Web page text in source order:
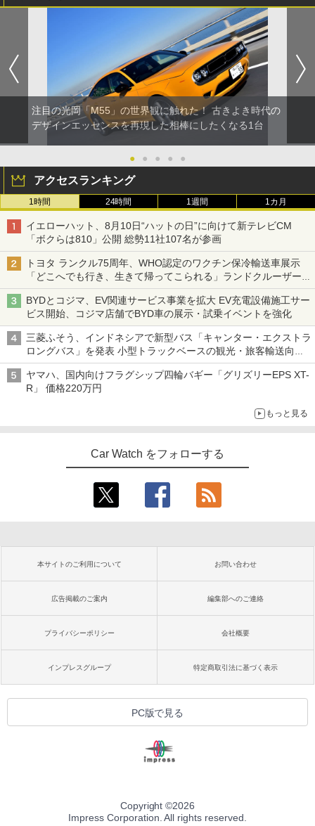
注目の光岡「M55」の世界観に触れた！ 古きよき時代の
デザインエッセンスを再現した相棒にしたくなる1台
● ● ● ● ●
アクセスランキング
1時間 24時間 1週間 1カ月
イエローハット、8月10日“ハットの日”に向けて新テレビCM
「ボクらは810」公開 総勢11社107名が参画
トヨタ ランクル75周年、WHO認定のワクチン保冷輸送車展示
「どこへでも行き、生きて帰ってこられる」ランドクルーザーで
命をつなぐ
BYDとコジマ、EV関連サービス事業を拡大 EV充電設備施工サー
ビス開始、コジマ店舗でBYD車の展示・試乗イベントを強化
三菱ふそう、インドネシアで新型バス「キャンター・エクストラ
ロングバス」を発表 小型トラックベースの観光・旅客輸送向け
バス
ヤマハ、国内向けフラグシップ四輪バギー「グリズリーEPS XT-
R」 価格220万円
もっと見る
Car Watch をフォローする
本サイトのご利用について お問い合わせ
広告掲載のご案内 編集部へのご連絡
プライバシーポリシー 会社概要
インプレスグループ 特定商取引法に基づく表示
PC版で見る
Copyright ©2026
Impress Corporation. All rights reserved.